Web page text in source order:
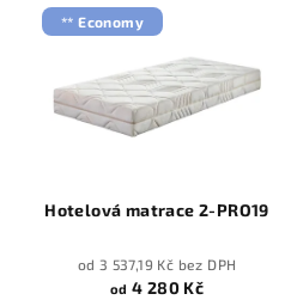
** Economy
Hotelová matrace 2-PRO19
od 3 537,19 Kč bez DPH
od 4 280 Kč